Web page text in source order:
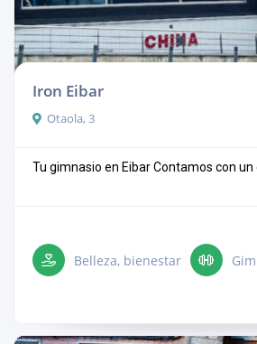
Iron Eibar
Otaola, 3
Tu gimnasio en Eibar Contamos con un
Belleza, bienestar